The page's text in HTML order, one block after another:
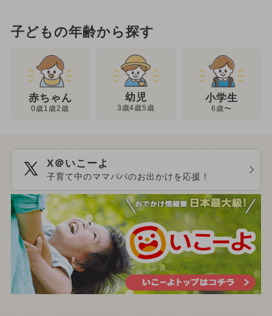
子どもの年齢から探す
赤ちゃん
0歳1歳2歳
幼児
3歳4歳5歳
小学生
6歳〜
X＠いこーよ
子育て中のママパパのお出かけを応援！